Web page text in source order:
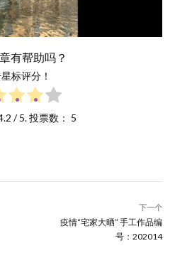
有帮助吗？
标评分！
/ 5. 投票数： 5
下一个
疫情“宅家大晒” 手工作品编
号：202014